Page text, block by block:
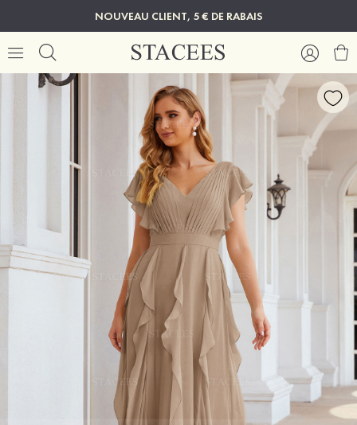
NOUVEAU CLIENT, 5 € DE RABAIS